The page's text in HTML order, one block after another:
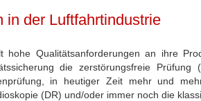
in der Luftfahrtindustrie
hohe Qualitätsanforderungen an ihre
die zerstörungsfreie Prüfung
in heutiger Zeit mehr und
(DR) und/oder immer noch die